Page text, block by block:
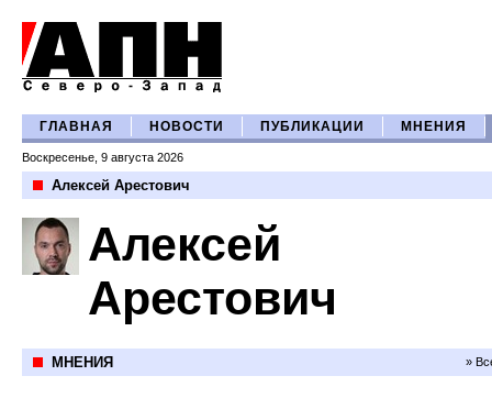
ГЛАВНАЯ НОВОСТИ ПУБЛИКАЦИИ МНЕНИЯ
Воскресенье, 9 августа 2026
Алексей Арестович
Алексей
Арестович
МНЕНИЯ »